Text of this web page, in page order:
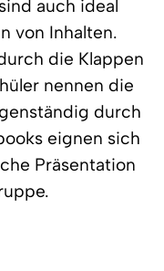
auch ideal
von Inhalten.
die Klappen
nennen die
durch
eignen sich
Präsentation